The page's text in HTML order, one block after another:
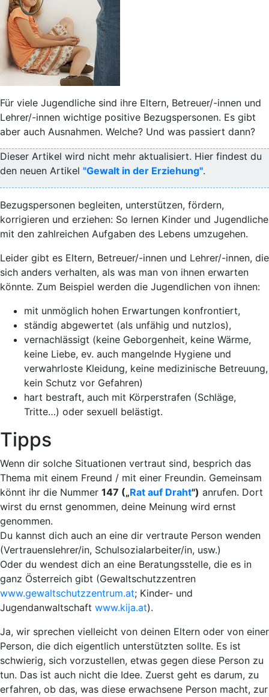
Für viele Jugendliche sind ihre Eltern, Betreuer/-innen und
Lehrer/-innen wichtige positive Bezugspersonen. Es gibt
aber auch Ausnahmen. Welche? Und was passiert dann?
Dieser Artikel wird nicht mehr aktualisiert. Hier findest du
den neuen Artikel "Gewalt in der Erziehung".
Bezugspersonen begleiten, unterstützen, fördern,
korrigieren und erziehen: So lernen Kinder und Jugendliche
mit den zahlreichen Aufgaben des Lebens umzugehen.
Leider gibt es Eltern, Betreuer/-innen und Lehrer/-innen, die
sich anders verhalten, als was man von ihnen erwarten
könnte. Zum Beispiel werden die Jugendlichen von ihnen:
mit unmöglich hohen Erwartungen konfrontiert,
ständig abgewertet (als unfähig und nutzlos),
vernachlässigt (keine Geborgenheit, keine Wärme,
keine Liebe, ev. auch mangelnde Hygiene und
verwahrloste Kleidung, keine medizinische Betreuung,
kein Schutz vor Gefahren)
hart bestraft, auch mit Körperstrafen (Schläge,
Tritte…) oder sexuell belästigt.
Tipps
Wenn dir solche Situationen vertraut sind, besprich das
Thema mit einem Freund / mit einer Freundin. Gemeinsam
könnt ihr die Nummer 147 („Rat auf Draht") anrufen. Dort
wirst du ernst genommen, deine Meinung wird ernst
genommen.
Du kannst dich auch an eine dir vertraute Person wenden
(Vertrauenslehrer/in, Schulsozialarbeiter/in, usw.)
Oder du wendest dich an eine Beratungsstelle, die es in
ganz Österreich gibt (Gewaltschutzzentren
www.gewaltschutzzentrum.at; Kinder- und
Jugendanwaltschaft www.kija.at).
Ja, wir sprechen vielleicht von deinen Eltern oder von einer
Person, die dich eigentlich unterstützten sollte. Es ist
schwierig, sich vorzustellen, etwas gegen diese Person zu
tun. Das ist auch nicht die Idee. Zuerst geht es darum, zu
erfahren, ob das, was diese erwachsene Person macht, zur